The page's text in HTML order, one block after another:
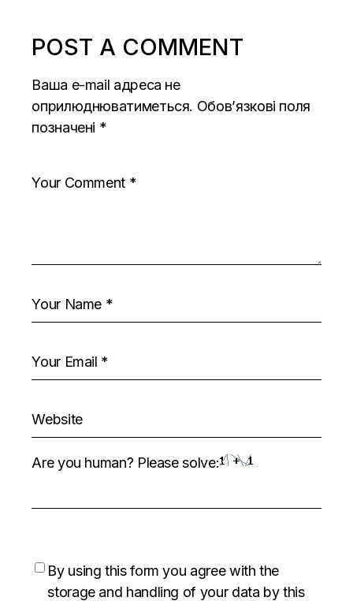
POST A COMMENT
Ваша e-mail адреса не
оприлюднюватиметься. Обов’язкові поля
позначені *
Are you human? Please solve:
By using this form you agree with the
storage and handling of your data by this